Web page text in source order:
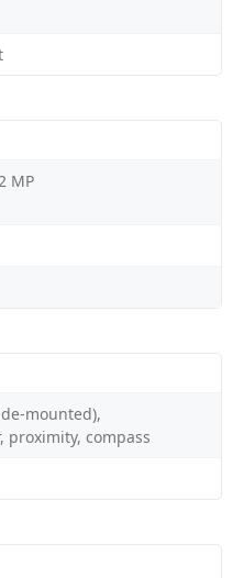
MP
mounted),
proximity, compass